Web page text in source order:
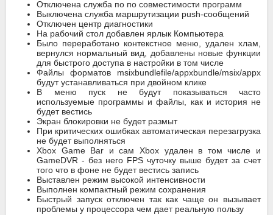
Отключена служба по по совместимости программ
Выключена служба маршрутизации push-сообщений
Отключен центр диагностики
На рабочий стол добавлен ярлык Компьютера
Было переработано контекстное меню, удален хлам,
вернулся нормальный вид, добавлены новые функции
для быстрого доступа в настройки в том числе
Файлы форматов msixbundlefile/appxbundle/msix/appx
будут устанавливаться при двойном клике
В меню пуск не будут показываться часто
используемые программы и файлы, как и история не
будет вестись
Экран блокировки не будет размыт
При критических ошибках автоматическая перезагрузка
не будет выполняться
Xbox Game Bar и сам Xbox удален в том числе и
GameDVR - без него FPS чуточку выше будет за счет
того что в фоне не будет вестись запись
Выставлен режим высокой интенсивности
Выполнен компактный режим сохранения
Быстрый запуск отключен так как чаще он вызывает
проблемы у процессора чем дает реальную пользу